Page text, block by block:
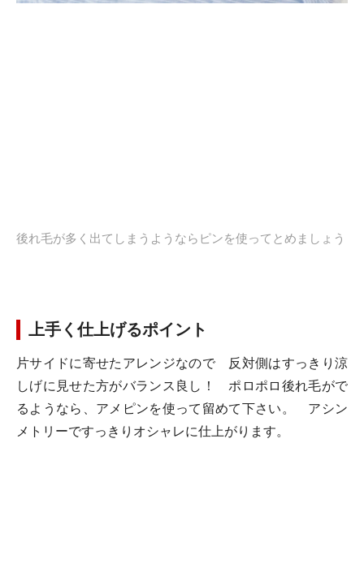
後れ毛が多く出てしまうようならピンを使ってとめましょう
上手く仕上げるポイント
片サイドに寄せたアレンジなので 反対側はすっきり涼
しげに見せた方がバランス良し！ ポロポロ後れ毛がで
るようなら、アメピンを使って留めて下さい。 アシン
メトリーですっきりオシャレに仕上がります。